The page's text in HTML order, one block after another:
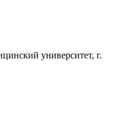
университет, г.